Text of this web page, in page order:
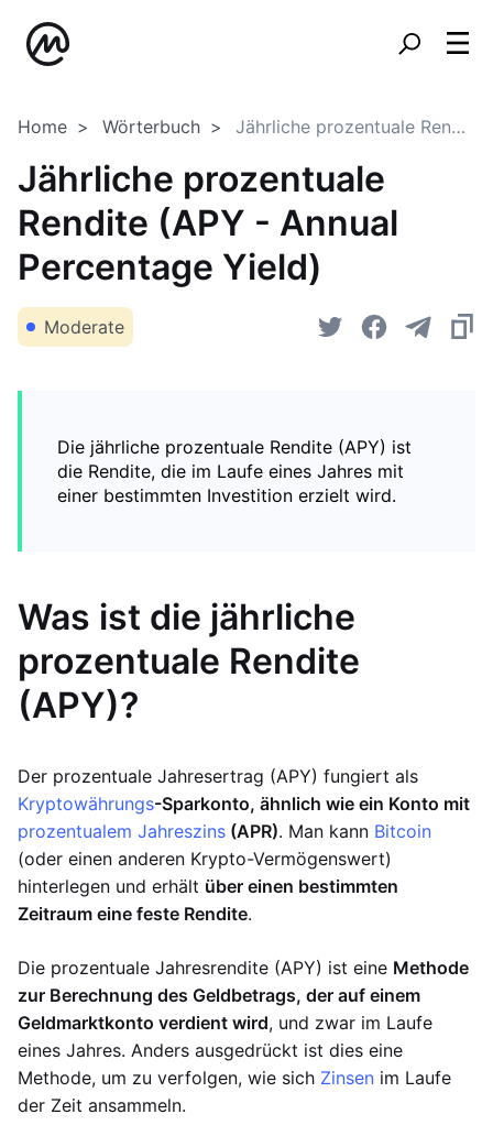
Home Wörterbuch Jährliche prozentuale Rendite (APY - Annual Percentage Yield)
Jährliche prozentuale
Rendite (APY - Annual
Percentage Yield)
Moderate
Die jährliche prozentuale Rendite (APY) ist
die Rendite, die im Laufe eines Jahres mit
einer bestimmten Investition erzielt wird.
Was ist die jährliche
prozentuale Rendite
(APY)?
Der prozentuale Jahresertrag (APY) fungiert als
Kryptowährungs-Sparkonto, ähnlich wie ein Konto mit
prozentualem Jahreszins (APR). Man kann Bitcoin
(oder einen anderen Krypto-Vermögenswert)
hinterlegen und erhält über einen bestimmten
Zeitraum eine feste Rendite.
Die prozentuale Jahresrendite (APY) ist eine Methode
zur Berechnung des Geldbetrags, der auf einem
Geldmarktkonto verdient wird, und zwar im Laufe
eines Jahres. Anders ausgedrückt ist dies eine
Methode, um zu verfolgen, wie sich Zinsen im Laufe
der Zeit ansammeln.